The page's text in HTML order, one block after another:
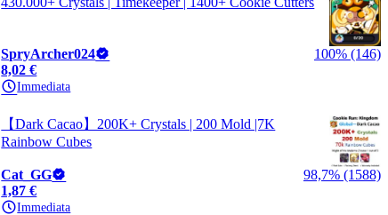
SpryArcher024
100% (146)
8,02 €
Immediata
【Dark Cacao】200K+ Crystals | 200 Mold |7K
Rainbow Cubes
Cat_GG
98,7% (1588)
1,87 €
Immediata